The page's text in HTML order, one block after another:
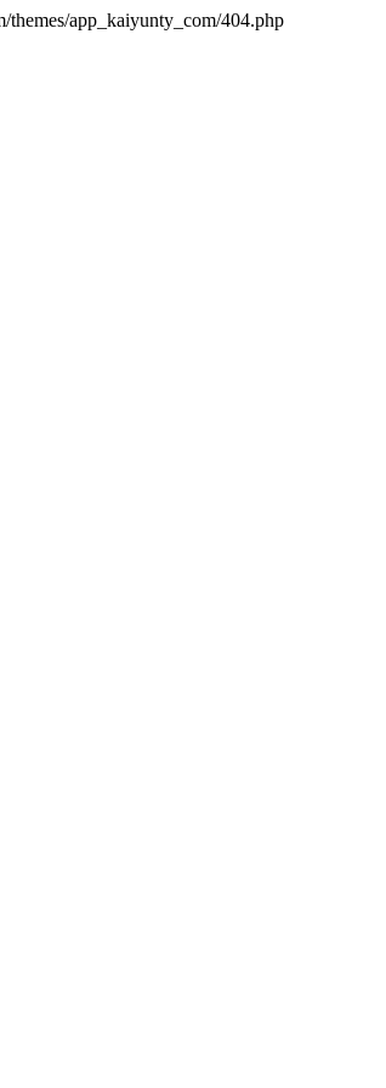
app_kaiyunty_com/404.php